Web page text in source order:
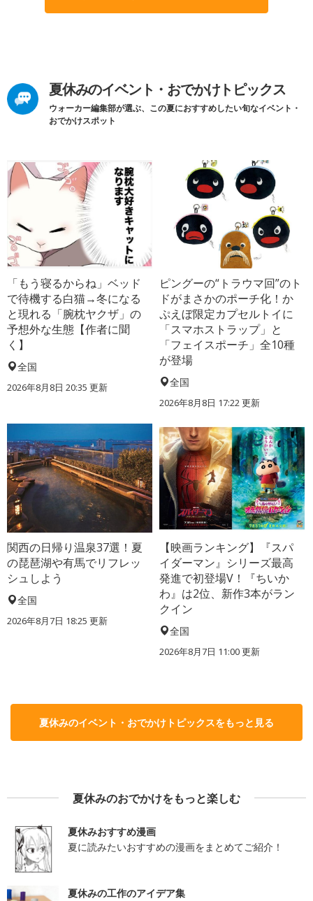
夏休みのイベント・おでかけトピックス
ウォーカー編集部が選ぶ、この夏におすすめしたい旬なイベント・
おでかけスポット
「もう寝るからね」ベッド
で待機する白猫→冬になる
と現れる「腕枕ヤクザ」の
予想外な生態【作者に聞
く】
全国
2026年8月8日 20:35 更新
ピングーの“トラウマ回”のト
ドがまさかのポーチ化！か
ぷえぼ限定カプセルトイに
「スマホストラップ」と
「フェイスポーチ」全10種
が登場
全国
2026年8月8日 17:22更新
関西の日帰り温泉37選！夏
の琵琶湖や有馬でリフレッ
シュしよう
全国
2026年8月7日 18:25 更新
【映画ランキング】『スパ
イダーマン』シリーズ最高
発進で初登場V！『ちいか
わ』は2位、新作3本がラン
クイン
全国
2026年8月7日 11:00更新
夏休みのイベント・おでかけトピックスをもっと見る
夏休みのおでかけをもっと楽しむ
夏休みおすすめ漫画
夏に読みたいおすすめの漫画をまとめてご紹介！
夏休みの工作のアイデア集